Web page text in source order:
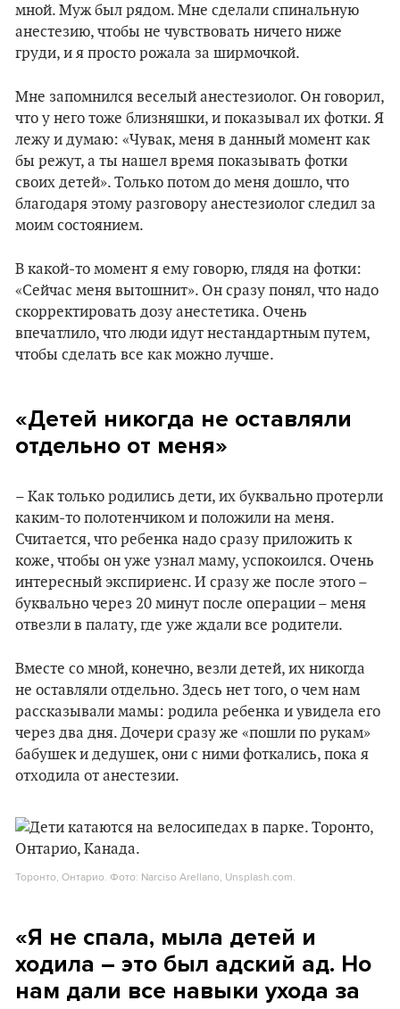
мной. Муж был рядом. Мне сделали спинальную
анестезию, чтобы не чувствовать ничего ниже
груди, и я просто рожала за ширмочкой.
Мне запомнился веселый анестезиолог. Он говорил,
что у него тоже близняшки, и показывал их фотки. Я
лежу и думаю: «Чувак, меня в данный момент как
бы режут, а ты нашел время показывать фотки
своих детей». Только потом до меня дошло, что
благодаря этому разговору анестезиолог следил за
моим состоянием.
В какой-то момент я ему говорю, глядя на фотки:
«Сейчас меня вытошнит». Он сразу понял, что надо
скорректировать дозу анестетика. Очень
впечатлило, что люди идут нестандартным путем,
чтобы сделать все как можно лучше.
«Детей никогда не оставляли
отдельно от меня»
– Как только родились дети, их буквально протерли
каким-то полотенчиком и положили на меня.
Считается, что ребенка надо сразу приложить к
коже, чтобы он уже узнал маму, успокоился. Очень
интересный экспириенс. И сразу же после этого –
буквально через 20 минут после операции – меня
отвезли в палату, где уже ждали все родители.
Вместе со мной, конечно, везли детей, их никогда
не оставляли отдельно. Здесь нет того, о чем нам
рассказывали мамы: родила ребенка и увидела его
через два дня. Дочери сразу же «пошли по рукам»
бабушек и дедушек, они с ними фоткались, пока я
отходила от анестезии.
Торонто, Онтарио. Фото: Narciso Arellano, Unsplash.com.
«Я не спала, мыла детей и
ходила – это был адский ад. Но
нам дали все навыки ухода за